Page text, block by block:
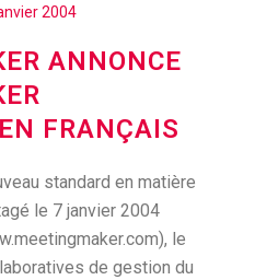
2004
ANNONCE
FRANÇAIS
standard en matière
le 7 janvier 2004
le
de gestion du